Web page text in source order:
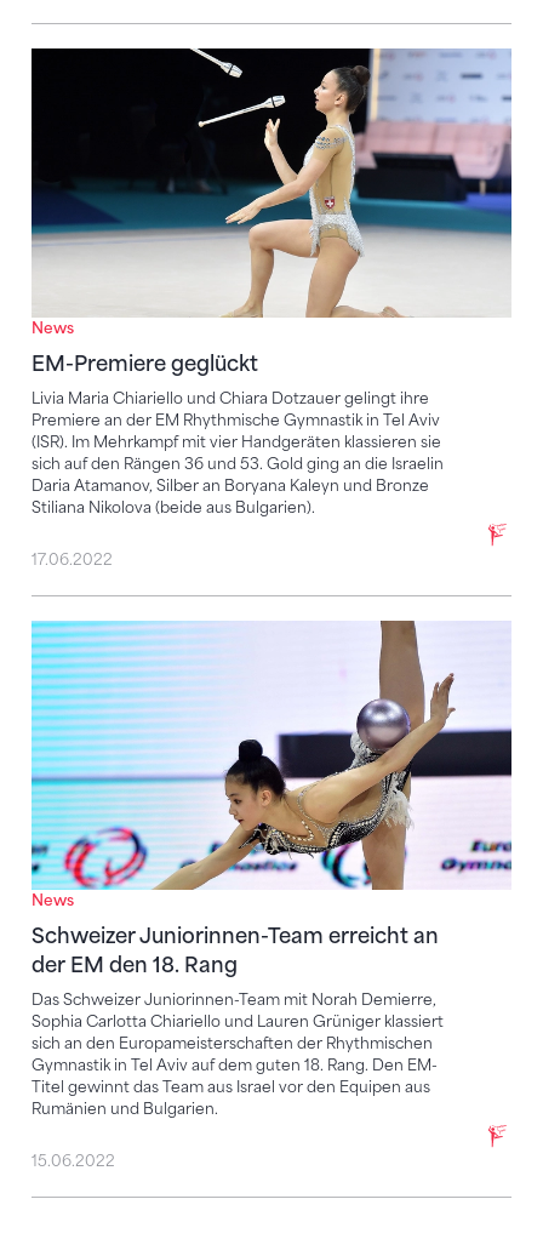
News
EM-Premiere geglückt
Livia Maria Chiariello und Chiara Dotzauer gelingt ihre
Premiere an der EM Rhythmische Gymnastik in Tel Aviv
(ISR). Im Mehrkampf mit vier Handgeräten klassieren sie
sich auf den Rängen 36 und 53. Gold ging an die Israelin
Daria Atamanov, Silber an Boryana Kaleyn und Bronze
Stiliana Nikolova (beide aus Bulgarien).
EM-Premiere geglückt
17.06.2022
News
Schweizer Juniorinnen-Team erreicht an
der EM den 18. Rang
Das Schweizer Juniorinnen-Team mit Norah Demierre,
Sophia Carlotta Chiariello und Lauren Grüniger klassiert
sich an den Europameisterschaften der Rhythmischen
Gymnastik in Tel Aviv auf dem guten 18. Rang. Den EM-
Titel gewinnt das Team aus Israel vor den Equipen aus
Rumänien und Bulgarien.
Schweizer Juniorinnen-Team erreicht an der EM den
15.06.2022